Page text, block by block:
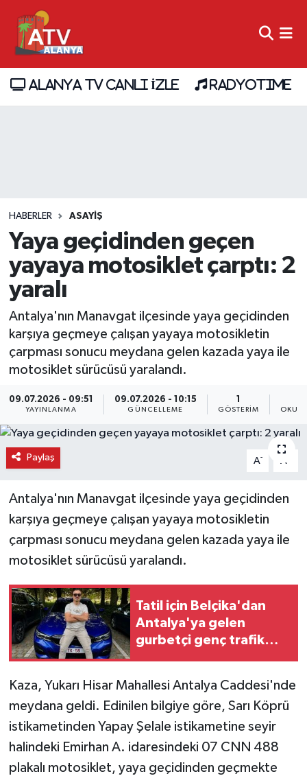
ALANYA TV CANLI İZLE RADYOTIME
HABERLER ASAYİŞ
Yaya geçidinden geçen
yayaya motosiklet çarptı: 2
yaralı
Antalya'nın Manavgat ilçesinde yaya geçidinden
karşıya geçmeye çalışan yayaya motosikletin
çarpması sonucu meydana gelen kazada yaya ile
motosiklet sürücüsü yaralandı.
09.07.2026 - 09:51
YAYINLANMA
09.07.2026 - 10:15
GÜNCELLEME
1
GÖSTERIM
Paylaş A- A
Antalya'nın Manavgat ilçesinde yaya geçidinden
karşıya geçmeye çalışan yayaya motosikletin
çarpması sonucu meydana gelen kazada yaya ile
motosiklet sürücüsü yaralandı.
Tatil için Belçika'dan
Antalya'ya gelen
gurbetçi genç trafik
Kaza, Yukarı Hisar Mahallesi Antalya Caddesi'nde
meydana geldi. Edinilen bilgiye göre, Sarı Köprü
istikametinden Yapay Şelale istikametine seyir
halindeki Emirhan A. idaresindeki 07 CNN 488
plakalı motosiklet, yaya geçidinden geçmekte